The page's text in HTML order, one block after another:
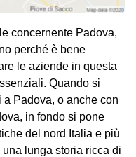
concernente Padova,
perché è bene
le aziende in questa
Quando si
Padova, o anche con
in fondo si pone
del nord Italia e più
lunga storia ricca di